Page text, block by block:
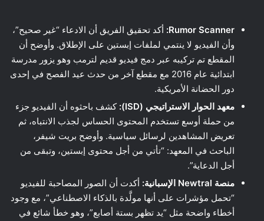
Rumor Scanner: أكد تحقيق الفريق أن الادعاء “غير صحيح”،
وأن الفيديو لا ينتمي لملفات إبستين على الإطلاق. وأوضح أن
المقطع تم تركيبه عبر دمج فيديو قديم لترمب وهو يزور مدرسة
ابتدائية عام 2016 مع مقطع آخر من حدث عيد الفصح في إحدى
دور الحضانة الأمريكية.
معهد الحوار الاستراتيجي (ISD):
كشف باحثوه أن الفيديو جزء
من حملة أوسع تستخدم المحتوى الحساس لجذب الانتباه، ثم
تعريض المشاهدين لرسائل سياسية. وأوضح بريت شيفر،
الباحث في المعهد: “تأتي من أجل محتوى إبستين، وتبقى من
أجل الدعاية”.
منصة Newtral الإسبانية:
أكدت أن الصور المصاحبة للفيديو
“تحمل مؤشرات على أنها مولَّدة بالذكاء الاصطناعي”، مع وجود
أخطاء واضحة مثل “يد تظهر بستة أصابع”، وهو خطأ شائع في